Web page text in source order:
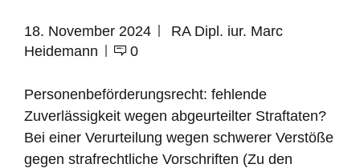
18. November 2024
RA Dipl. iur. Marc
Heidemann
0
Personenbeförderungsrecht: fehlende
Zuverlässigkeit wegen abgeurteilter Straftaten?
Bei einer Verurteilung wegen schwerer Verstöße
gegen strafrechtliche Vorschriften (Zu den